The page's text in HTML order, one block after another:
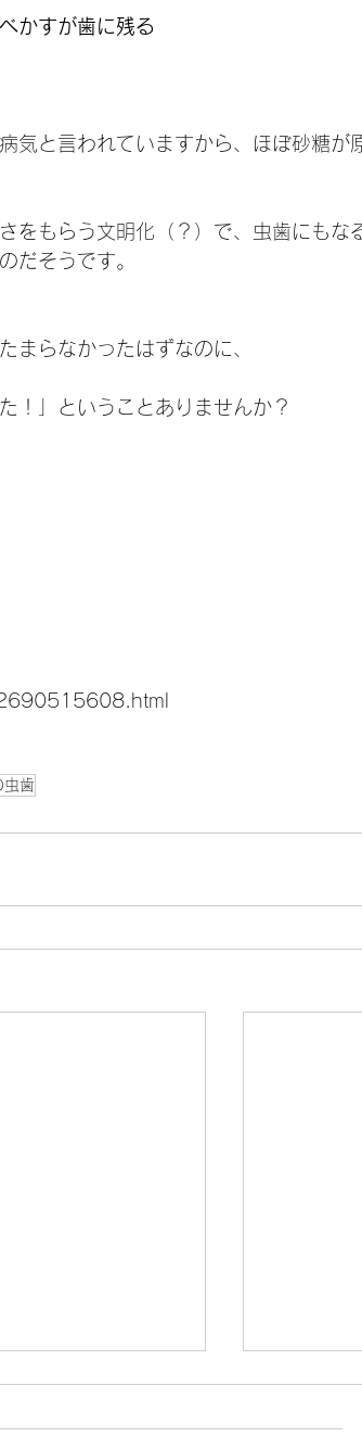
かすが歯に残る
気と言われていますから、ほぼ砂糖が
をもらう文明化（？）で、虫歯にもな
だそうです。
まらなかったはずなのに、
！」ということありませんか？
虫歯